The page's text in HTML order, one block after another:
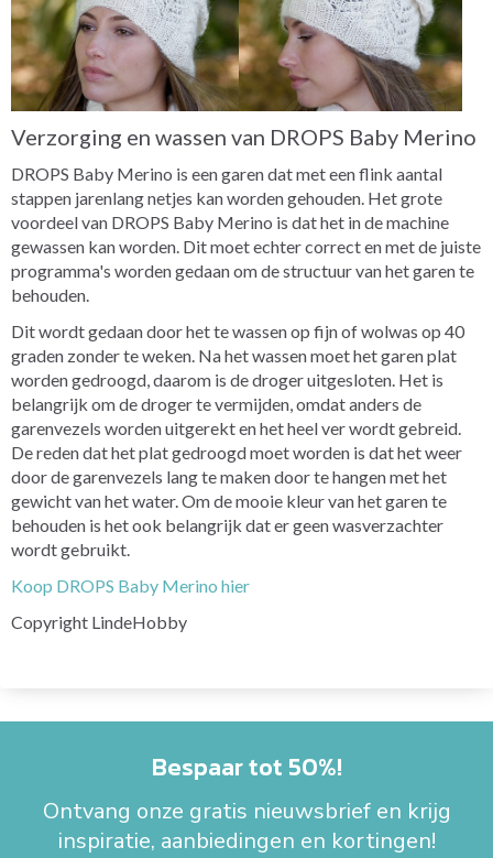
Verzorging en wassen van DROPS Baby Merino
DROPS Baby Merino is een garen dat met een flink aantal
stappen jarenlang netjes kan worden gehouden. Het grote
voordeel van DROPS Baby Merino is dat het in de machine
gewassen kan worden. Dit moet echter correct en met de juiste
programma's worden gedaan om de structuur van het garen te
behouden.
Dit wordt gedaan door het te wassen op fijn of wolwas op 40
graden zonder te weken. Na het wassen moet het garen plat
worden gedroogd, daarom is de droger uitgesloten. Het is
belangrijk om de droger te vermijden, omdat anders de
garenvezels worden uitgerekt en het heel ver wordt gebreid.
De reden dat het plat gedroogd moet worden is dat het weer
door de garenvezels lang te maken door te hangen met het
gewicht van het water. Om de mooie kleur van het garen te
behouden is het ook belangrijk dat er geen wasverzachter
wordt gebruikt.
Koop DROPS Baby Merino hier
Copyright LindeHobby
Bespaar tot 50%!
Ontvang onze gratis nieuwsbrief en krijg
inspiratie, aanbiedingen en kortingen!